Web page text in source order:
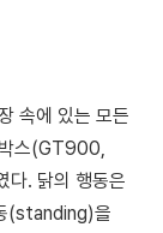
속에 있는 모든
박스(GT900,
. 닭의 행동은
(standing)을